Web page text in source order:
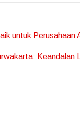
untuk Perusahaan
Keandalan